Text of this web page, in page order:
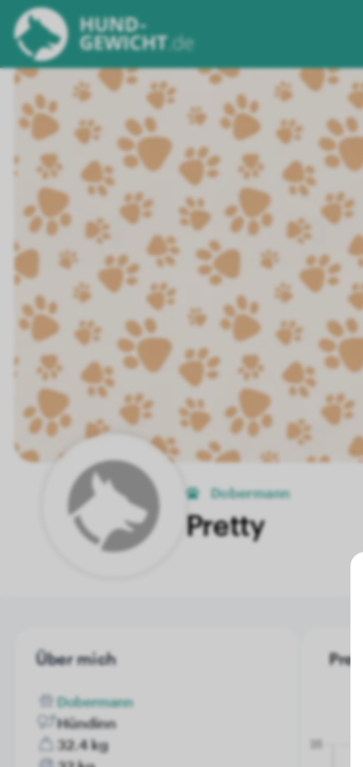
Dobermann
Pretty
Über mich
Dobermann
Hündinn
32.4 kg